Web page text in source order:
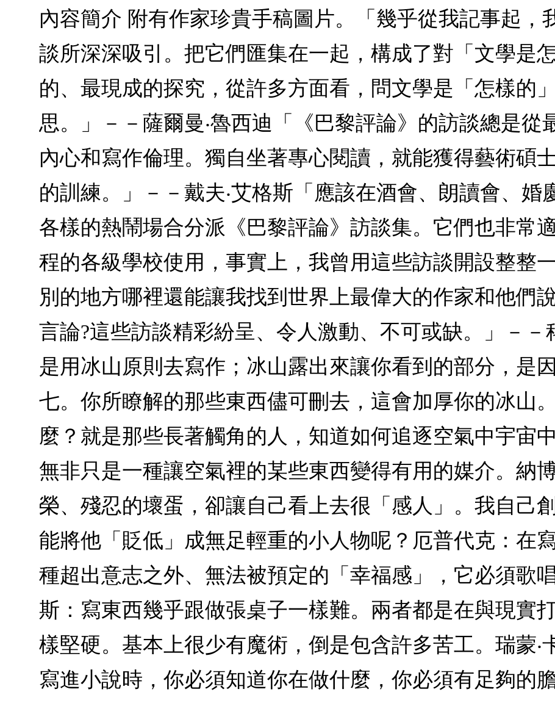
內容簡介 附有作家珍貴手稿圖片。「幾乎從我記事起，
談所深深吸引。把它們匯集在一起，構成了對「文學是
的、最現成的探究，從許多方面看，問文學是「怎樣的
思。」－－薩爾曼‧魯西迪「《巴黎評論》的訪談總是從
內心和寫作倫理。獨自坐著專心閱讀，就能獲得藝術碩
的訓練。」－－戴夫‧艾格斯「應該在酒會、朗讀會、婚
各樣的熱鬧場合分派《巴黎評論》訪談集。它們也非常
程的各級學校使用，事實上，我曾用這些訪談開設整整
別的地方哪裡還能讓我找到世界上最偉大的作家和他們
言論?這些訪談精彩紛呈、令人激動、不可或缺。」－－
是用冰山原則去寫作；冰山露出來讓你看到的部分，是
七。你所瞭解的那些東西儘可刪去，這會加厚你的冰山
麼？就是那些長著觸角的人，知道如何追逐空氣中宇宙
無非只是一種讓空氣裡的某些東西變得有用的媒介。納
榮、殘忍的壞蛋，卻讓自己看上去很「感人」。我自己
能將他「貶低」成無足輕重的小人物呢？厄普代克：在
種超出意志之外、無法被預定的「幸福感」，它必須歌
斯：寫東西幾乎跟做張桌子一樣難。兩者都是在與現實
樣堅硬。基本上很少有魔術，倒是包含許多苦工。瑞蒙‧
寫進小說時，你必須知道你在做什麼，你必須有足夠的